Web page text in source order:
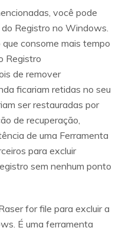
você pode
Registro no Windows.
consome mais tempo
Registro
de remover
ficariam retidas no seu
ser restauradas por
de recuperação,
de uma Ferramenta
para excluir
sem nenhum ponto
for file para excluir a
É uma ferramenta